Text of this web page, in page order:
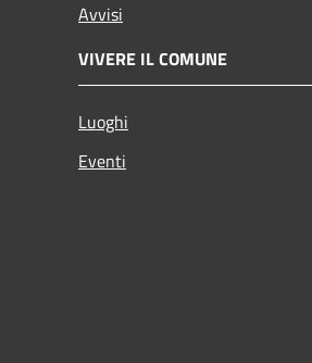
Avvisi
VIVERE IL COMUNE
Luoghi
Eventi